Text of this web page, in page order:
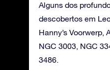
Alguns dos
descobertos em
Hanny’s Voorwerp,
NGC 3003, NGC
3486.